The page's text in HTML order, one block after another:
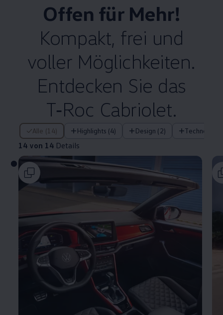
Offen für Mehr!
Kompakt, frei und
voller Möglichkeiten.
Entdecken Sie das
T‑Roc Cabriolet.
Alle (14) Highlights (4) Design (2)
14 von 14 Details
14 von 14 Details